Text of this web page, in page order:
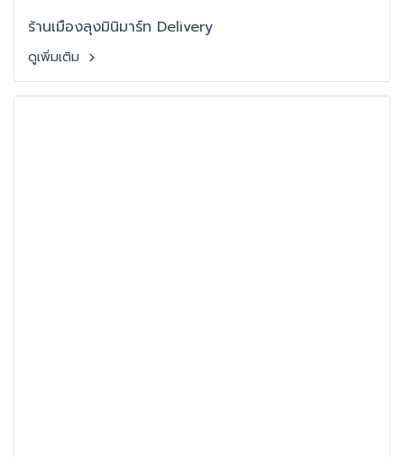
ร้านเมืองลุงมินิมาร์ท Delivery
ดูเพิ่มเติม